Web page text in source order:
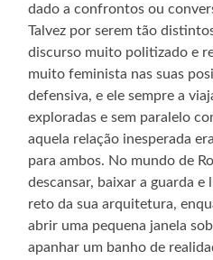
dado a confrontos ou
Talvez por serem tão
discurso muito politizado e
muito feminista nas suas
defensiva, e ele sempre a
exploradas e sem paralelo
aquela relação inesperada
para ambos. No mundo de
descansar, baixar a guarda e
reto da sua arquitetura,
abrir uma pequena janela
apanhar um banho de